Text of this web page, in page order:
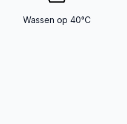
Wassen op 40°C